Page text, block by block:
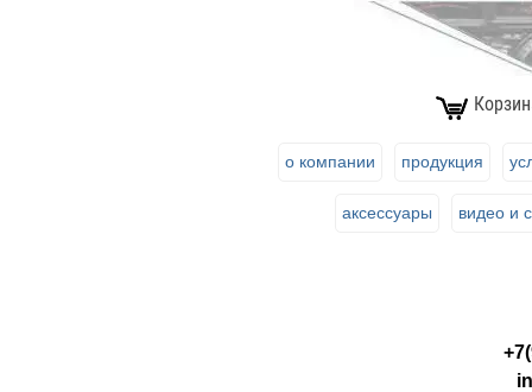
о компании продукция
аксессуары видео и